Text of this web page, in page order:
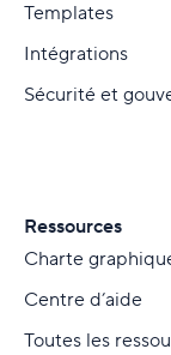
Templates
Intégrations
Sécurité et
Ressources
Charte
Centre d’aide
Toutes les